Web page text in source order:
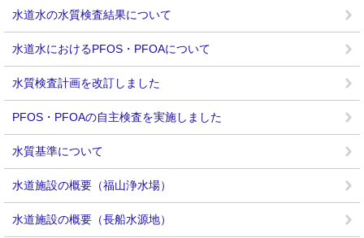
水道水の水質検査結果について
水道水におけるPFOS・PFOAについて
水質検査計画を改訂しました
PFOS・PFOAの自主検査を実施しました
水質基準について
水道施設の概要（福山浄水場）
水道施設の概要（長船水源地）